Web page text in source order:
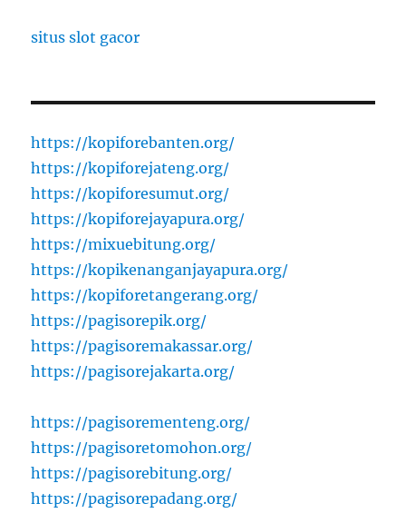
situs slot gacor
https://kopiforebanten.org/
https://kopiforejateng.org/
https://kopiforesumut.org/
https://kopiforejayapura.org/
https://mixuebitung.org/
https://kopikenanganjayapura.org/
https://kopiforetangerang.org/
https://pagisorepik.org/
https://pagisoremakassar.org/
https://pagisorejakarta.org/
https://pagisorementeng.org/
https://pagisoretomohon.org/
https://pagisorebitung.org/
https://pagisorepadang.org/